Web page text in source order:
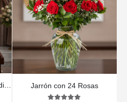
Jarrón con 24 Rosas